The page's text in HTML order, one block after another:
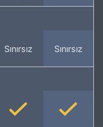
Sınırsız Sınırsız